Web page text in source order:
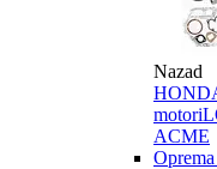
Nazad
motori
ACME